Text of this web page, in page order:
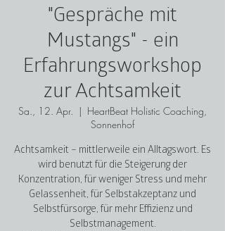
"Gespräche mit
Mustangs" - ein
Erfahrungsworkshop
zur Achtsamkeit
Sa., 12. Apr.
  |
HeartBeat Holistic Coaching,
Sonnenhof
Achtsamkeit – mittlerweile ein Alltagswort. Es
wird benutzt für die Steigerung der
Konzentration, für weniger Stress und mehr
Gelassenheit, für Selbstakzeptanz und
Selbstfürsorge, für mehr Effizienz und
Selbstmanagement.